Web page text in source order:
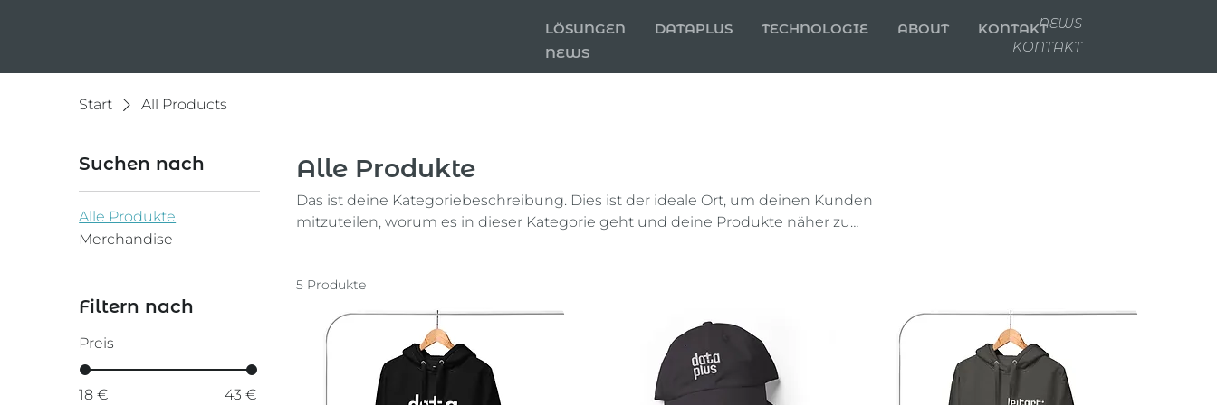
NEWS
KONTAKT
LÖSUNGEN DATAPLUS TECHNOLOGIE ABOUT
KONTAKT
NEWS
Start All Products
Suchen nach
Alle Produkte
Merchandise
Filtern nach
Preis
18 € 43 €
Alle Produkte
Das ist deine Kategoriebeschreibung. Dies ist der ideale Ort, um deinen Kunden
mitzuteilen, worum es in dieser Kategorie geht und deine Produkte näher zu
5 Produkte